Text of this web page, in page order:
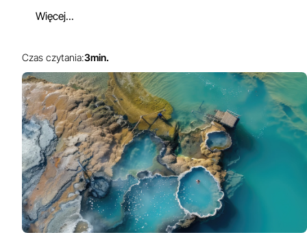
Więcej...
Czas czytania:3min.